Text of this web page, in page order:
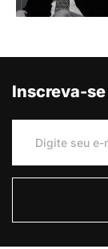
Inscreva-